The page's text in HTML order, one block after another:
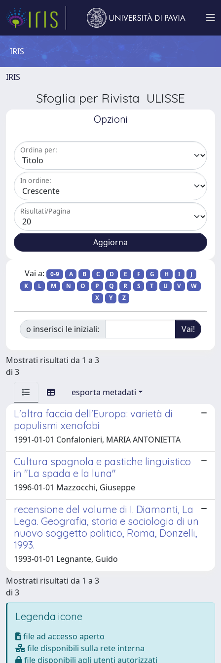
IRIS
IRIS
Sfoglia per Rivista ULISSE
Opzioni
Ordina per:
In ordine:
Risultati/Pagina
Vai a: 0-9 A B C D E F G H I
J
K
L M N O P Q R S T U V
W
X
Y Z
o inserisci le iniziali:
Mostrati risultati da 1 a 3
di 3
esporta metadati
L'altra faccia dell'Europa: varietà di
populismi xenofobi
1991-01-01 Confalonieri, MARIA ANTONIETTA
Cultura spagnola e pastiche linguistico
in "La spada e la luna"
1996-01-01 Mazzocchi, Giuseppe
recensione del volume di I. Diamanti, La
Lega. Geografia, storia e sociologia di un
nuovo soggetto politico, Roma, Donzelli,
1993.
1993-01-01 Legnante, Guido
Mostrati risultati da 1 a 3
di 3
Legenda icone
file ad accesso aperto
file disponibili sulla rete interna
file disponibili agli utenti autorizzati